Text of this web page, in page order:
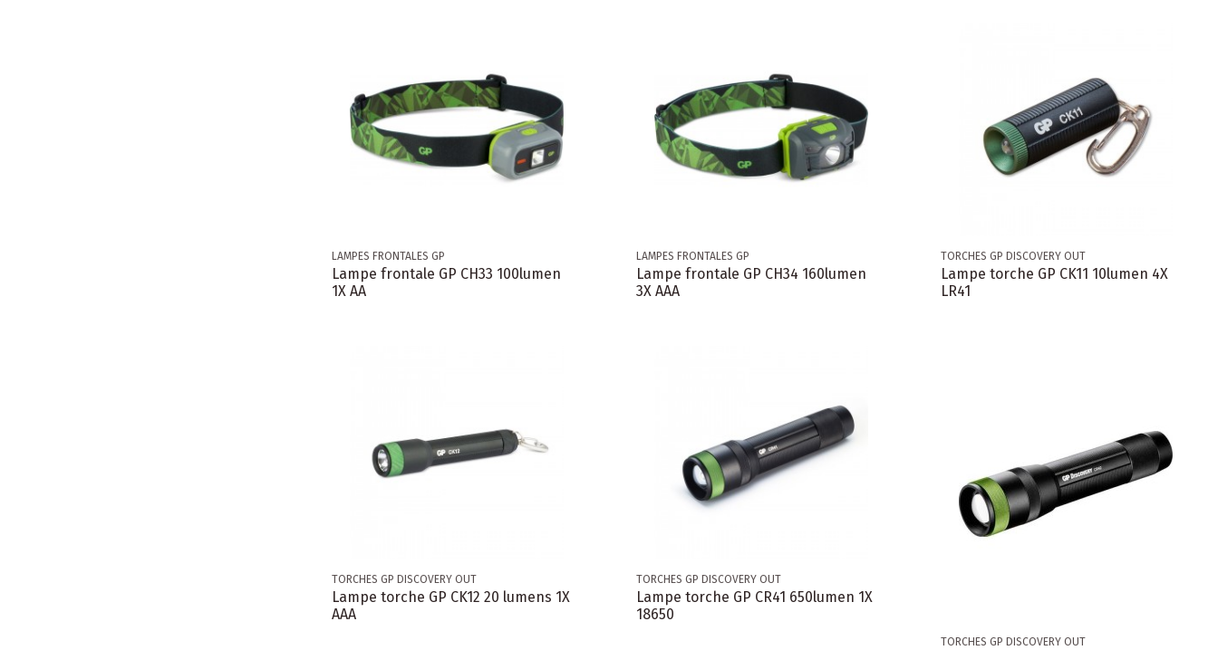
LAMPES FRONTALES GP
Lampe frontale GP CH33 100lumen
1X AA
LAMPES FRONTALES GP
Lampe frontale GP CH34 160lumen
3X AAA
TORCHES GP DISCOVERY OUT
Lampe torche GP CK11 10lumen 4X
LR41
TORCHES GP DISCOVERY OUT
Lampe torche GP CK12 20 lumens 1X
AAA
TORCHES GP DISCOVERY OUT
Lampe torche GP CR41 650lumen 1X
18650
TORCHES GP DISCOVERY OUT